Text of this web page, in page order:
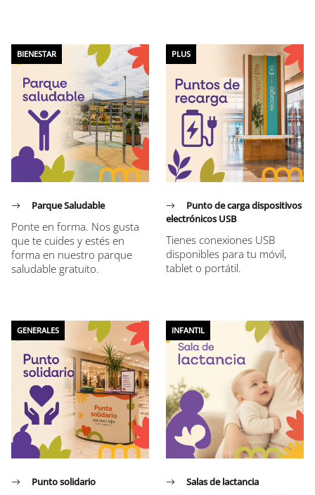
BIENESTAR
Parque Saludable
Ponte en forma. Nos gusta
que te cuides y estés en
forma en nuestro parque
saludable gratuito.
PLUS
Punto de carga dispositivos
electrónicos USB
Tienes conexiones USB
disponibles para tu móvil,
tablet o portátil.
GENERALES
Punto solidario
INFANTIL
Salas de lactancia